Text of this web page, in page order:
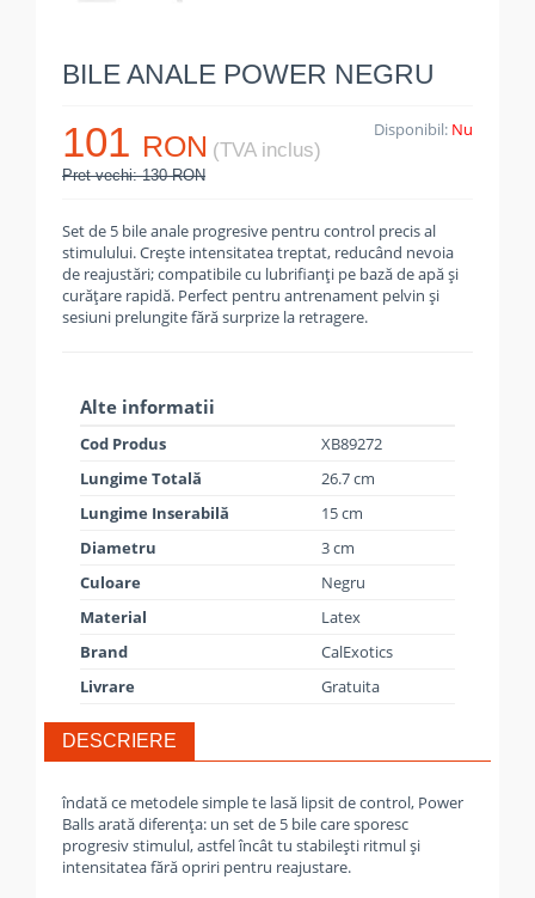
BILE ANALE POWER NEGRU
101 RON (TVA inclus)
Pret vechi: 130 RON
Disponibil: Nu
Set de 5 bile anale progresive pentru control precis al
stimulului. Crește intensitatea treptat, reducând nevoia
de reajustări; compatibile cu lubrifianți pe bază de apă și
curățare rapidă. Perfect pentru antrenament pelvin și
sesiuni prelungite fără surprize la retragere.
Alte informatii
Cod Produs
XB89272
Lungime Totală
26.7 cm
Lungime Inserabilă
15 cm
Diametru
3 cm
Culoare
Negru
Material
Latex
Brand
CalExotics
Livrare
Gratuita
DESCRIERE
îndată ce metodele simple te lasă lipsit de control, Power
Balls arată diferența: un set de 5 bile care sporesc
progresiv stimulul, astfel încât tu stabilești ritmul și
intensitatea fără opriri pentru reajustare.